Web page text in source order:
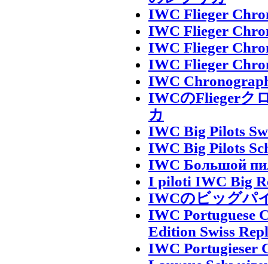
IWC Flieger
IWC Flieger
IWC Flieger
IWC Flieger
IWC
IWCのFliegerク
カ
IWC Big Pilots
IWC Big Pilots
IWC Большой
I piloti IWC Big
IWCのビッグパ
IWC Portuguese
Edition Swiss
IWC Portugieser